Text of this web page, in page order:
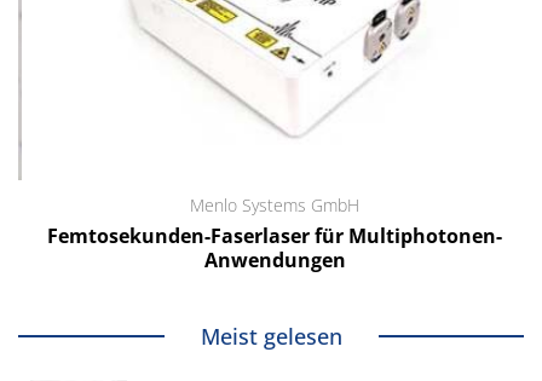
Menlo Systems GmbH
Femtosekunden-Faserlaser für Multiphotonen-
Anwendungen
Meist gelesen